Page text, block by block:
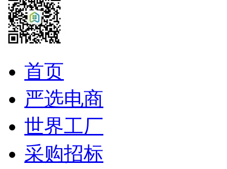
首页
严选电商
世界工厂
采购招标